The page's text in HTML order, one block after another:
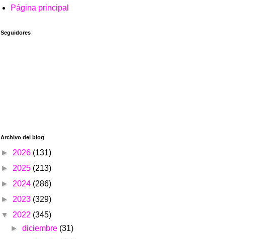
Página principal
Seguidores
Archivo del blog
► 2026 (131)
► 2025 (213)
► 2024 (286)
► 2023 (329)
▼ 2022 (345)
►diciembre (31)